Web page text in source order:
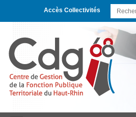
navigation
Accès Collectivités